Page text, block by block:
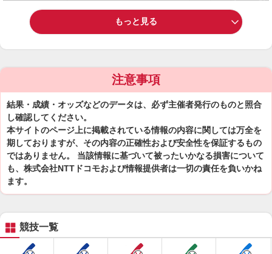
もっと見る
注意事項
結果・成績・オッズなどのデータは、必ず主催者発行のものと照合
し確認してください。
本サイトのページ上に掲載されている情報の内容に関しては万全を
期しておりますが、その内容の正確性および安全性を保証するもの
ではありません。 当該情報に基づいて被ったいかなる損害について
も、株式会社NTTドコモおよび情報提供者は一切の責任を負いかね
ます。
競技一覧